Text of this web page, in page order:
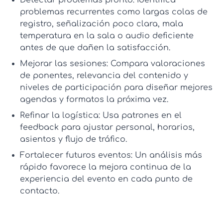
problemas recurrentes como largas colas de
registro, señalización poco clara, mala
temperatura en la sala o audio deficiente
antes de que dañen la satisfacción.
Mejorar las sesiones: Compara valoraciones
de ponentes, relevancia del contenido y
niveles de participación para diseñar mejores
agendas y formatos la próxima vez.
Refinar la logística: Usa patrones en el
feedback para ajustar personal, horarios,
asientos y flujo de tráfico.
Fortalecer futuros eventos: Un análisis más
rápido favorece la mejora continua de la
experiencia del evento en cada punto de
contacto.